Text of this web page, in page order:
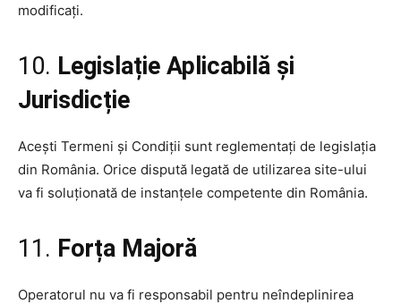
modificați.
10. Legislație Aplicabilă și
Jurisdicție
Acești Termeni și Condiții sunt reglementați de legislația
din România. Orice dispută legată de utilizarea site-ului
va fi soluționată de instanțele competente din România.
11. Forța Majoră
Operatorul nu va fi responsabil pentru neîndeplinirea